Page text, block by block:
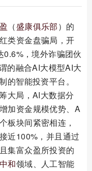
（盛康俱乐部）的
类资金盘骗局，开
，境外诈骗团伙
的融合AI大模型AI大
的智能投资平台。
大局，AI大数据分
加资金规模优势、A
板块间紧密相连，
近100%，并且通过
集富众盈所投资的
和领域、人工智能